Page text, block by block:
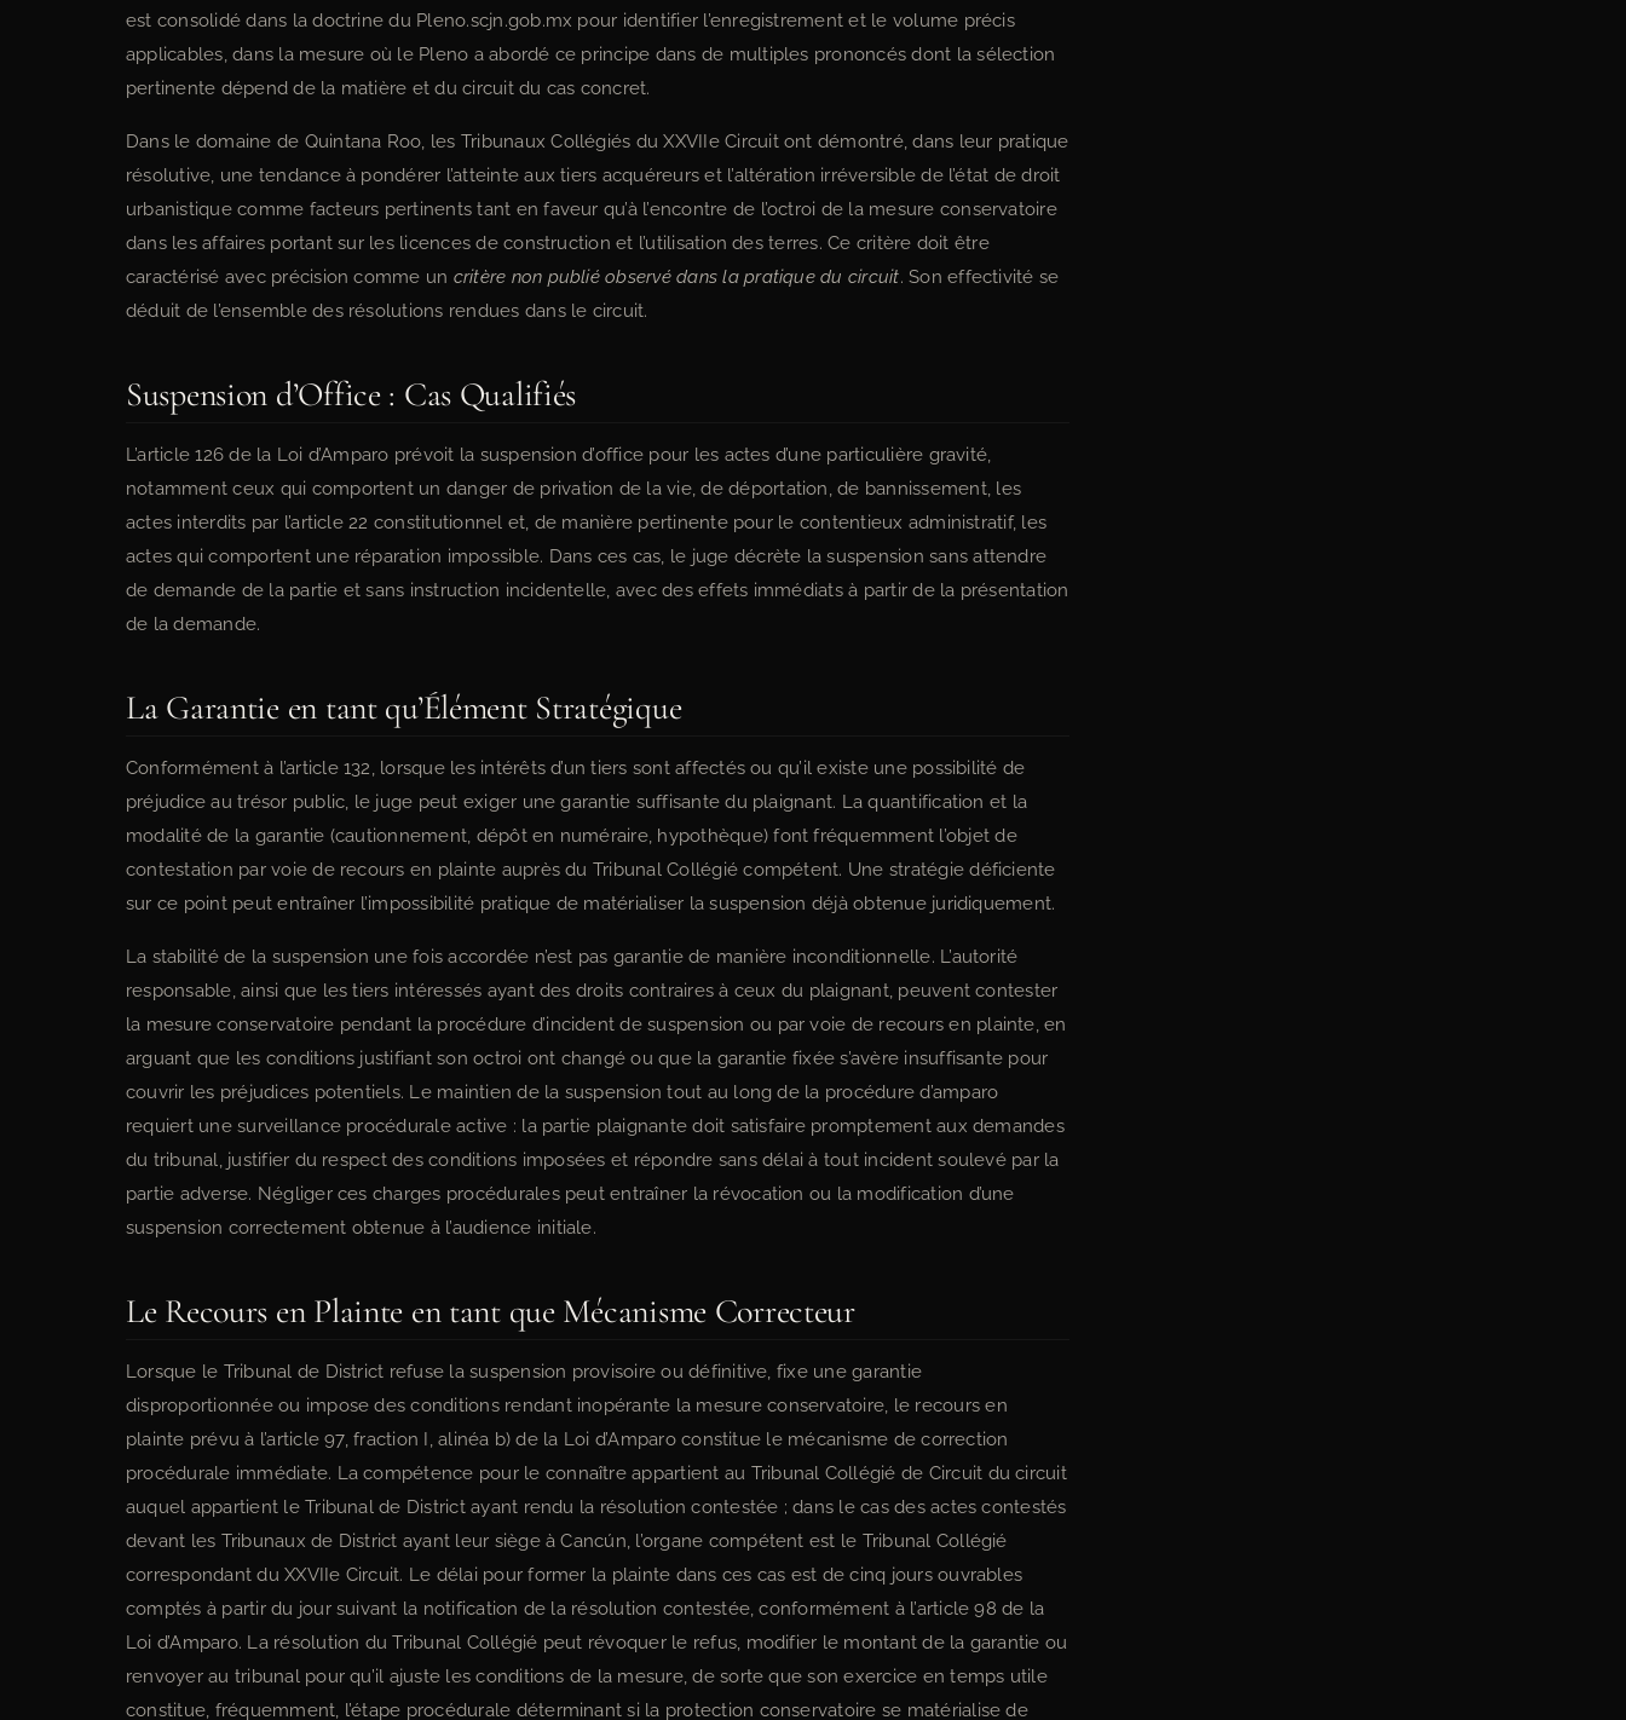
est consolidé dans la doctrine du Pleno.scjn.gob.mx pour identifier l’enregistrement et le volume précis
applicables, dans la mesure où le Pleno a abordé ce principe dans de multiples prononcés dont la sélection
pertinente dépend de la matière et du circuit du cas concret.
Dans le domaine de Quintana Roo, les Tribunaux Collégiés du XXVIIe Circuit ont démontré, dans leur pratique
résolutive, une tendance à pondérer l’atteinte aux tiers acquéreurs et l’altération irréversible de l’état de droit
urbanistique comme facteurs pertinents tant en faveur qu’à l’encontre de l’octroi de la mesure conservatoire
dans les affaires portant sur les licences de construction et l’utilisation des terres. Ce critère doit être
caractérisé avec précision comme un critère non publié observé dans la pratique du circuit. Son effectivité se
déduit de l’ensemble des résolutions rendues dans le circuit.
Suspension d’Office : Cas Qualifiés
L’article 126 de la Loi d’Amparo prévoit la suspension d’office pour les actes d’une particulière gravité,
notamment ceux qui comportent un danger de privation de la vie, de déportation, de bannissement, les
actes interdits par l’article 22 constitutionnel et, de manière pertinente pour le contentieux administratif, les
actes qui comportent une réparation impossible. Dans ces cas, le juge décrète la suspension sans attendre
de demande de la partie et sans instruction incidentelle, avec des effets immédiats à partir de la présentation
de la demande.
La Garantie en tant qu’Élément Stratégique
Conformément à l’article 132, lorsque les intérêts d’un tiers sont affectés ou qu’il existe une possibilité de
préjudice au trésor public, le juge peut exiger une garantie suffisante du plaignant. La quantification et la
modalité de la garantie (cautionnement, dépôt en numéraire, hypothèque) font fréquemment l’objet de
contestation par voie de recours en plainte auprès du Tribunal Collégié compétent. Une stratégie déficiente
sur ce point peut entraîner l’impossibilité pratique de matérialiser la suspension déjà obtenue juridiquement.
La stabilité de la suspension une fois accordée n’est pas garantie de manière inconditionnelle. L’autorité
responsable, ainsi que les tiers intéressés ayant des droits contraires à ceux du plaignant, peuvent contester
la mesure conservatoire pendant la procédure d’incident de suspension ou par voie de recours en plainte, en
arguant que les conditions justifiant son octroi ont changé ou que la garantie fixée s’avère insuffisante pour
couvrir les préjudices potentiels. Le maintien de la suspension tout au long de la procédure d’amparo
requiert une surveillance procédurale active : la partie plaignante doit satisfaire promptement aux demandes
du tribunal, justifier du respect des conditions imposées et répondre sans délai à tout incident soulevé par la
partie adverse. Négliger ces charges procédurales peut entraîner la révocation ou la modification d’une
suspension correctement obtenue à l’audience initiale.
Le Recours en Plainte en tant que Mécanisme Correcteur
Lorsque le Tribunal de District refuse la suspension provisoire ou définitive, fixe une garantie
disproportionnée ou impose des conditions rendant inopérante la mesure conservatoire, le recours en
plainte prévu à l’article 97, fraction I, alinéa b) de la Loi d’Amparo constitue le mécanisme de correction
procédurale immédiate. La compétence pour le connaître appartient au Tribunal Collégié de Circuit du circuit
auquel appartient le Tribunal de District ayant rendu la résolution contestée ; dans le cas des actes contestés
devant les Tribunaux de District ayant leur siège à Cancún, l’organe compétent est le Tribunal Collégié
correspondant du XXVIIe Circuit. Le délai pour former la plainte dans ces cas est de cinq jours ouvrables
comptés à partir du jour suivant la notification de la résolution contestée, conformément à l’article 98 de la
Loi d’Amparo. La résolution du Tribunal Collégié peut révoquer le refus, modifier le montant de la garantie ou
renvoyer au tribunal pour qu’il ajuste les conditions de la mesure, de sorte que son exercice en temps utile
constitue, fréquemment, l’étape procédurale déterminant si la protection conservatoire se matérialise de